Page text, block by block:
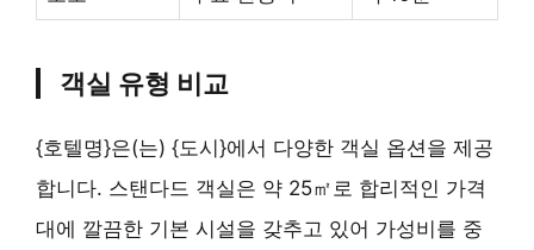
객실 유형 비교
{호텔명}은(는) {도시}에서 다양한 객실 옵션을 제공
합니다. 스탠다드 객실은 약 25㎡로 합리적인 가격
대에 깔끔한 기본 시설을 갖추고 있어 가성비를 중